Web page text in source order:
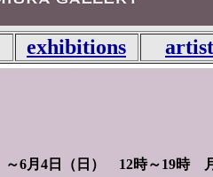
exhibitions
～6月4日（日） 12時～19時